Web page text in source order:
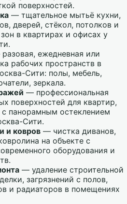
поверхностей.
— тщательное мытьё кухни,
дверей, стёкол, потолков и
в квартирах и офисах у
ежедневная или
рабочих пространств в
Сити: полы, мебель,
зеркала.
— профессиональная
поверхностей для квартир,
панорамным остеклением
Сити.
и ковров — чистка диванов,
на объекте с
оборудования и
— удаление строительной
загрязнений с полов,
и радиаторов в помещениях